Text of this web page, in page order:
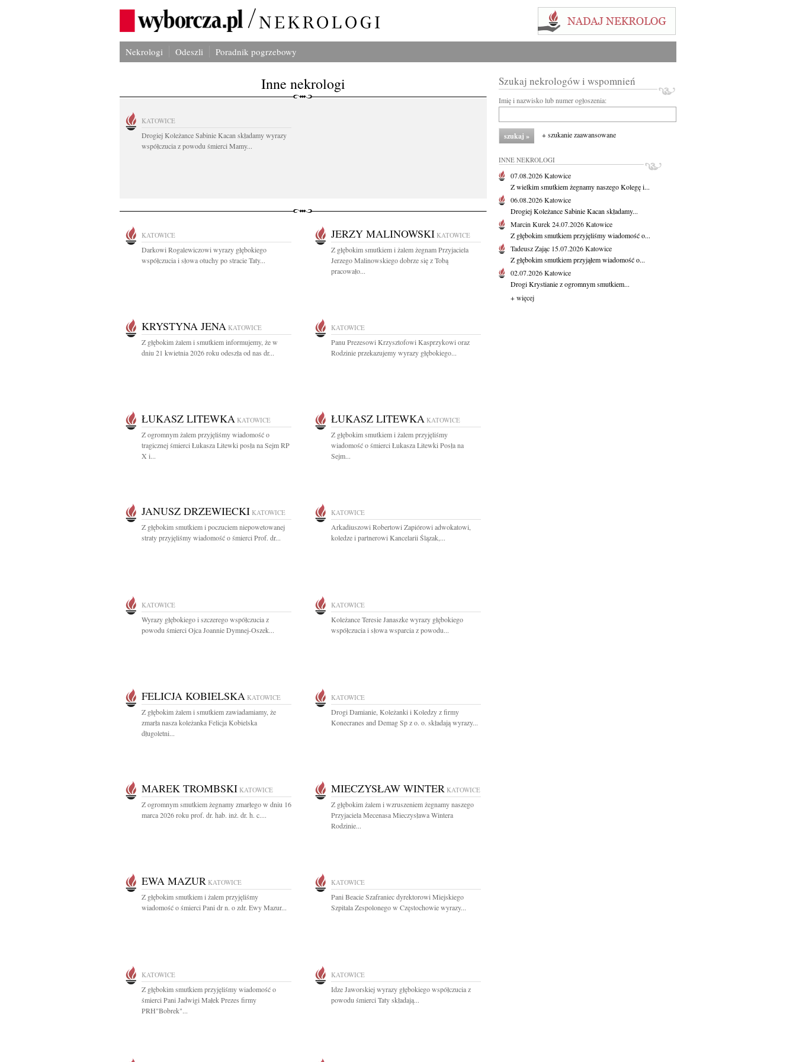
Nekrologi Odeszli Poradnik pogrzebowy
Inne nekrologi
KATOWICE
Drogiej Koleżance Sabinie Kacan składamy wyrazy
współczucia z powodu śmierci Mamy...
KATOWICE
Darkowi Rogalewiczowi wyrazy głębokiego
współczucia i słowa otuchy po stracie Taty...
JERZY MALINOWSKI KATOWICE
Z głębokim smutkiem i żalem żegnam Przyjaciela
Jerzego Malinowskiego dobrze się z Tobą
pracowało...
KRYSTYNA JENA KATOWICE
Z głębokim żalem i smutkiem informujemy, że w
dniu 21 kwietnia 2026 roku odeszła od nas dr...
KATOWICE
Panu Prezesowi Krzysztofowi Kasprzykowi oraz
Rodzinie przekazujemy wyrazy głębokiego...
ŁUKASZ LITEWKA KATOWICE
Z ogromnym żalem przyjęliśmy wiadomość o
tragicznej śmierci Łukasza Litewki posła na Sejm RP
X i...
ŁUKASZ LITEWKA KATOWICE
Z głębokim smutkiem i żalem przyjęliśmy
wiadomość o śmierci Łukasza Litewki Posła na
Sejm...
JANUSZ DRZEWIECKI KATOWICE
Z głębokim smutkiem i poczuciem niepowetowanej
straty przyjęliśmy wiadomość o śmierci Prof. dr...
KATOWICE
Arkadiuszowi Robertowi Zapiórowi adwokatowi,
koledze i partnerowi Kancelarii Ślązak,...
KATOWICE
Wyrazy głębokiego i szczerego współczucia z
powodu śmierci Ojca Joannie Dymnej-Oszek...
KATOWICE
Koleżance Teresie Janaszke wyrazy głębokiego
współczucia i słowa wsparcia z powodu...
FELICJA KOBIELSKA KATOWICE
Z głębokim żalem i smutkiem zawiadamiamy, że
zmarła nasza koleżanka Felicja Kobielska
długoletni...
KATOWICE
Drogi Damianie, Koleżanki i Koledzy z firmy
Konecranes and Demag Sp z o. o. składają wyrazy...
MAREK TROMBSKI KATOWICE
Z ogromnym smutkiem żegnamy zmarłego w dniu 16
marca 2026 roku prof. dr. hab. inż. dr. h. c....
MIECZYSŁAW WINTER KATOWICE
Z głębokim żalem i wzruszeniem żegnamy naszego
Przyjaciela Mecenasa Mieczysława Wintera
Rodzinie...
EWA MAZUR KATOWICE
Z głębokim smutkiem i żalem przyjęliśmy
wiadomość o śmierci Pani dr n. o zdr. Ewy Mazur...
KATOWICE
Pani Beacie Szafraniec dyrektorowi Miejskiego
Szpitala Zespolonego w Częstochowie wyrazy...
KATOWICE
Z głębokim smutkiem przyjęliśmy wiadomość o
śmierci Pani Jadwigi Małek Prezes firmy
PRH"Bobrek"...
KATOWICE
Idze Jaworskiej wyrazy głębokiego współczucia z
powodu śmierci Taty składają...
Szukaj nekrologów i wspomnień
Imię i nazwisko lub numer ogłoszenia:
+ szukanie zaawansowane
INNE NEKROLOGI
07.08.2026Katowice
Z wielkim smutkiem żegnamy naszego Kolegę i...
06.08.2026Katowice
Drogiej Koleżance Sabinie Kacan składamy...
Marcin Kurek24.07.2026Katowice
Z głębokim smutkiem przyjęliśmy wiadomość o...
Tadeusz Zając 15.07.2026Katowice
Z głębokim smutkiem przyjąłem wiadomość o...
02.07.2026Katowice
Drogi Krystianie z ogromnym smutkiem...
+ więcej